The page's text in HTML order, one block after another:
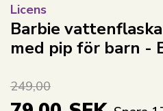
Licens
Barbie
med pip för barn -
249,00